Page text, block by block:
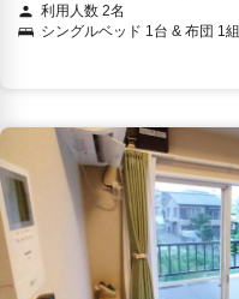
利用人数 2名
シングルベッド 1台 & 布団 1組